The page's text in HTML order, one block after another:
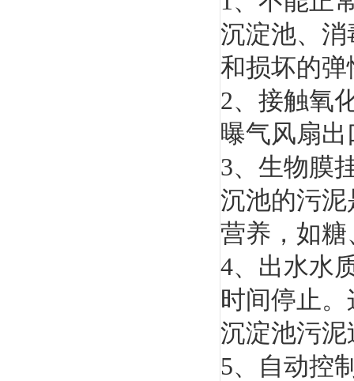
沉淀池、
和损坏的
2、接触氧
曝气风扇
3、生物膜
沉池的污
营养，如
4、出水水
时间停止
沉淀池污
5、自动控